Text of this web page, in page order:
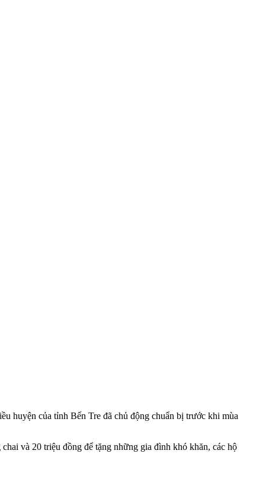
huyện của tỉnh Bến Tre đã chủ động chuẩn bị trước khi mùa
và 20 triệu đồng để tặng những gia đình khó khăn, các hộ